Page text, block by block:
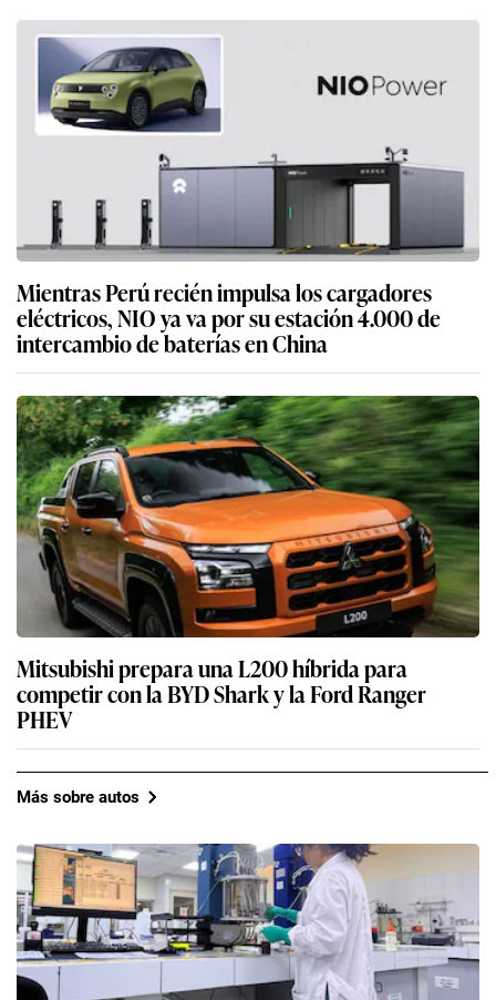
Mientras Perú recién impulsa los cargadores
eléctricos, NIO ya va por su estación 4.000 de
intercambio de baterías en China
Mitsubishi prepara una L200 híbrida para
competir con la BYD Shark y la Ford Ranger
PHEV
Más sobre autos